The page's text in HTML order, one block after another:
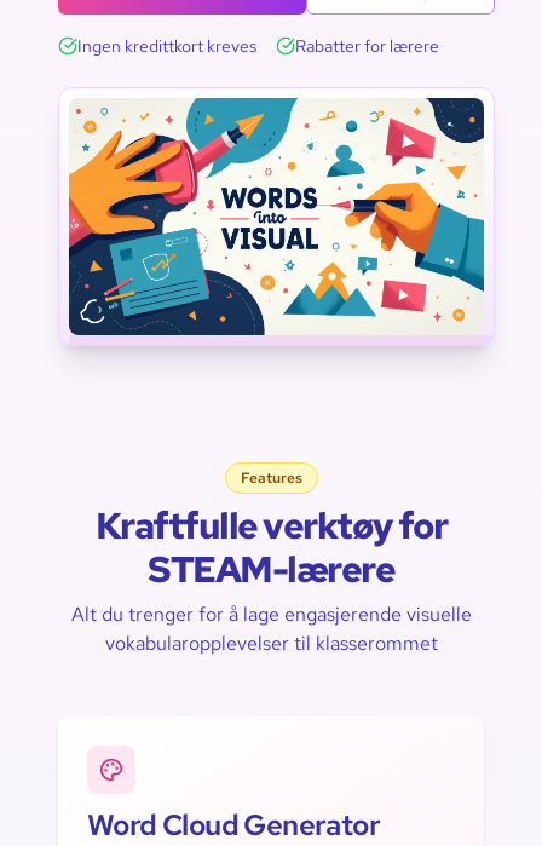
Ingen kredittkort kreves Rabatter for lærere
Features
Kraftfulle verktøy for
STEAM-lærere
Alt du trenger for å lage engasjerende visuelle
vokabularopplevelser til klasserommet
Word Cloud Generator